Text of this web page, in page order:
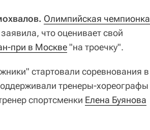
Олимпийская чемпионка
заявила, что оценивает свой
при в Москве "на троечку".
стартовали соревнования в
тренеры-хореографы
спортсменки Елена Буянова